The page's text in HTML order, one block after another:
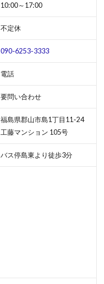
10:00～17:00
不定休
090-6253-3333
電話
要問い合わせ
福島県郡山市島1丁目11-24
工藤マンション 105号
バス停島東より徒歩3分